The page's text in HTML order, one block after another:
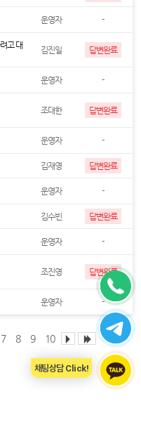
운영자 -
고 대
김진일 답변완료
운영자 -
조대한 답변완료
운영자 -
김재영 답변완료
운영자 -
김수빈 답변완료
운영자 -
조진영 답변완료
운영자 -
7 8 9 10
채팅상담 Click!